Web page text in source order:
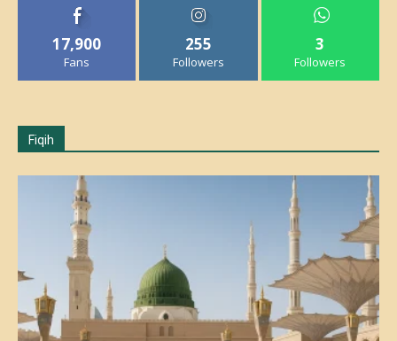
17,900
Fans
255
Followers
3
Followers
Fiqih